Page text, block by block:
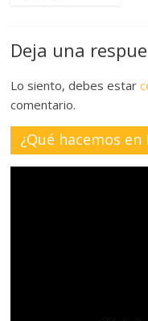
Deja una
Lo siento, debes estar
comentario.
¿Qué hacemos